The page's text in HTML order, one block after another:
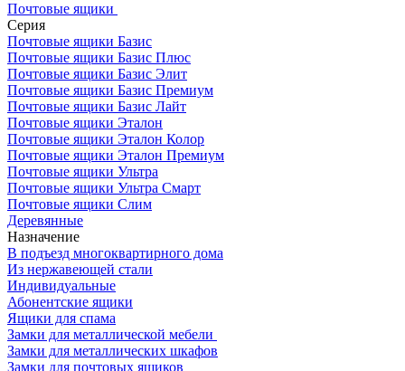
Почтовые ящики
Серия
Почтовые ящики Базис
Почтовые ящики Базис Плюс
Почтовые ящики Базис Элит
Почтовые ящики Базис Премиум
Почтовые ящики Базис Лайт
Почтовые ящики Эталон
Почтовые ящики Эталон Колор
Почтовые ящики Эталон Премиум
Почтовые ящики Ультра
Почтовые ящики Ультра Смарт
Почтовые ящики Слим
Деревянные
Назначение
В подъезд многоквартирного дома
Из нержавеющей стали
Индивидуальные
Абонентские ящики
Ящики для спама
Замки для металлической мебели
Замки для металлических шкафов
Замки для почтовых ящиков